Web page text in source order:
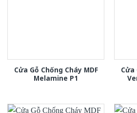
Cửa Gỗ Chống Cháy MDF
Melamine P1
Cửa